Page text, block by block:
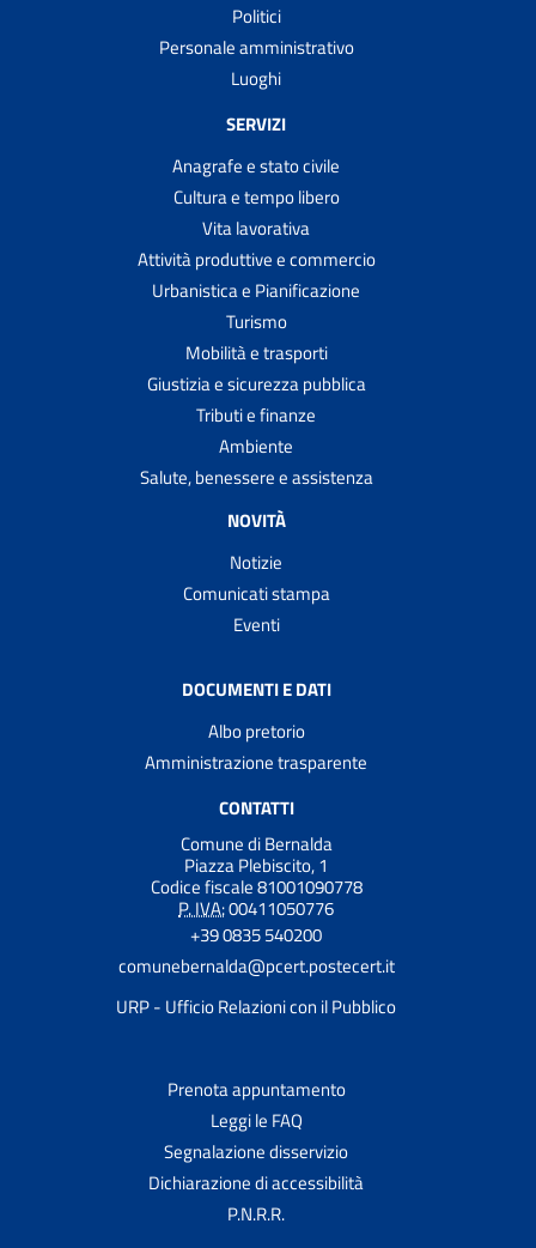
Politici
Personale amministrativo
Luoghi
SERVIZI
Anagrafe e stato civile
Cultura e tempo libero
Vita lavorativa
Attività produttive e commercio
Urbanistica e Pianificazione
Turismo
Mobilità e trasporti
Giustizia e sicurezza pubblica
Tributi e finanze
Ambiente
Salute, benessere e assistenza
NOVITÀ
Notizie
Comunicati stampa
Eventi
DOCUMENTI E DATI
Albo pretorio
Amministrazione trasparente
CONTATTI
Comune di Bernalda
Piazza Plebiscito, 1
Codice fiscale 81001090778
P. IVA:00411050776
+39 0835 540200
comunebernalda@pcert.postecert.it
URP - Ufficio Relazioni con il Pubblico
Prenota appuntamento
Leggi le FAQ
Segnalazione disservizio
Dichiarazione di accessibilità
P.N.R.R.